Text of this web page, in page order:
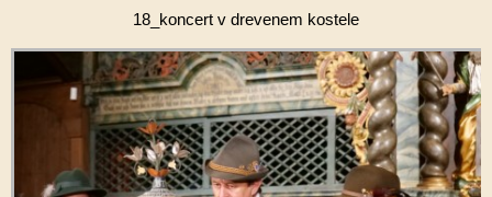
18_koncert v drevenem kostele